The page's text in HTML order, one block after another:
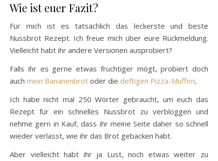
Wie ist euer Fazit?
Für mich ist es tatsächlich das leckerste und beste
Nussbrot Rezept. Ich freue mich über eure Rückmeldung.
Vielleicht habt ihr andere Versionen ausprobiert?
Falls ihr es gerne etwas fruchtiger mögt, probiert doch
auch mein Bananenbrot oder die deftigen Pizza-Muffins.
Ich habe nicht mal 250 Wörter gebraucht, um euch das
Rezept für ein schnelles Nussbrot zu verbloggen und
nehme gern in Kauf, dass ihr meine Seite daher so schnell
wieder verlasst, wie ihr das Brot gebacken habt.
Aber vielleicht habt ihr ja Lust, noch etwas weiter zu